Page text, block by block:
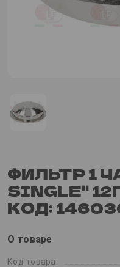
ФИЛЬТР 1
SINGLE"
КОД:
О товаре
Код товара: